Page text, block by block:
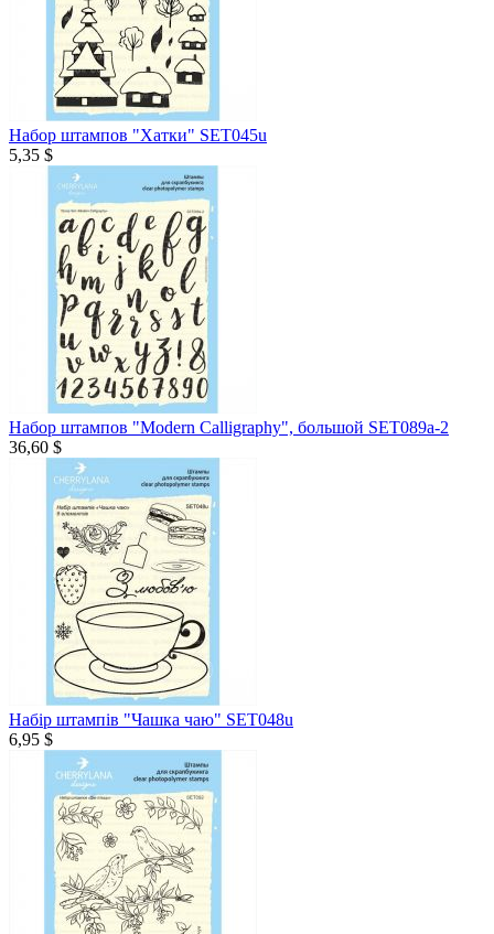
Набор штампов "Хатки" SET045u
5,35 $
Набор штампов "Modern Calligraphy", большой SET089a-2
36,60 $
Набір штампів "Чашка чаю" SET048u
6,95 $